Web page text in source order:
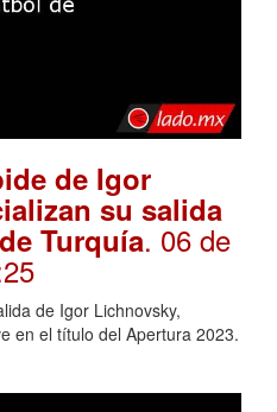
de Igor
su salida
Turquía. 06 de
de Igor Lichnovsky,
en el título del Apertura 2023.